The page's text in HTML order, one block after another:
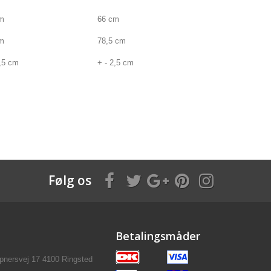
66 cm
78,5 cm
cm + - 2,5 cm
Følg os
17 4100 Ringsted
Betalingsmåder